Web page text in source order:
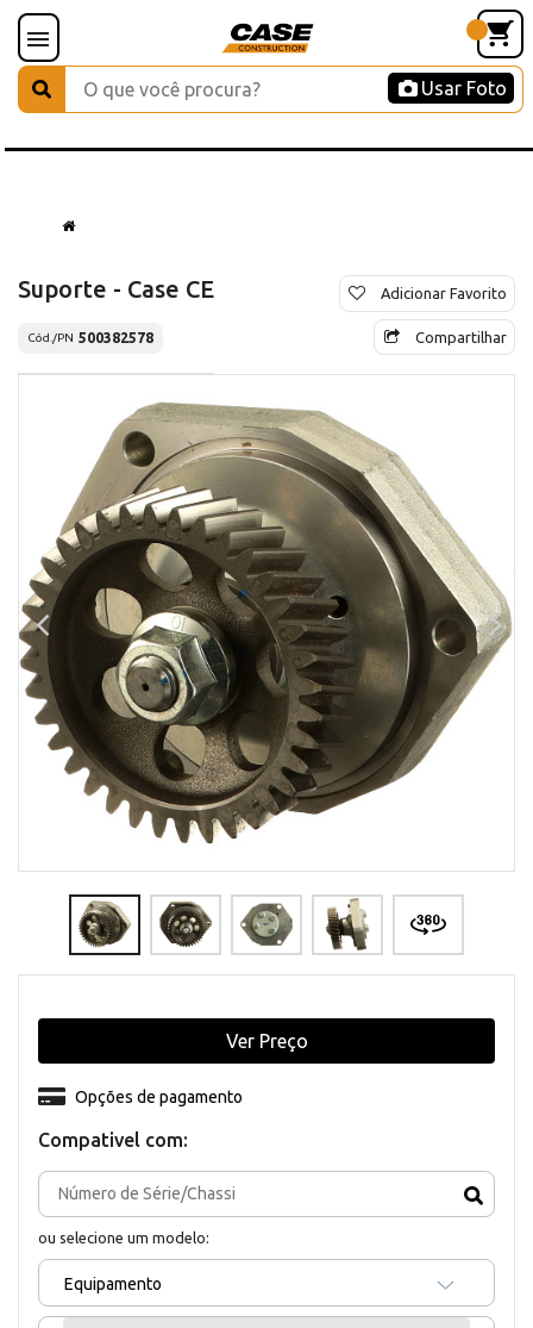
Usar Foto
Suporte - Case CE
Cód./PN 500382578
Adicionar Favorito
Compartilhar
Compativel com:
ou selecione um modelo:
Equipamento
Opções de pagamento
Ver Preço